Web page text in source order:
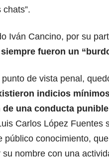
Iván Cancino, por su
fueron un
punto de vista penal,
indicios
una conducta punible
Carlos López Fuentes
público conocimiento,
su nombre con una